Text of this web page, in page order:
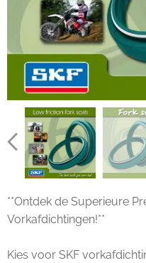
**Ontdek de Superieure
Vorkafdichtingen!**
Kies voor SKF